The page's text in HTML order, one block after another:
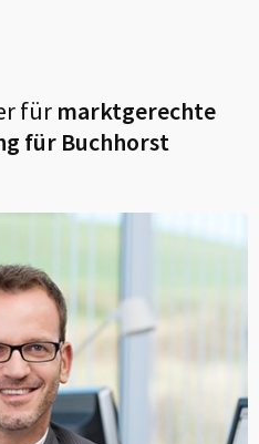
fürmarktgerechte
für Buchhorst